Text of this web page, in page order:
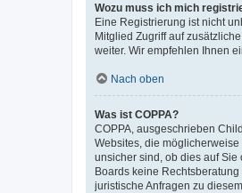
Wozu muss ich mich
Eine Registrierung ist nicht
Mitglied Zugriff auf
weiter. Wir empfehlen Ihnen
Nach oben
Was ist COPPA?
COPPA, ausgeschrieben
Websites, die
unsicher sind, ob dies auf Sie
Boards keine
juristische Anfragen zu